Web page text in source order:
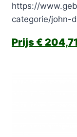
https://
categorie/
€ 204,71